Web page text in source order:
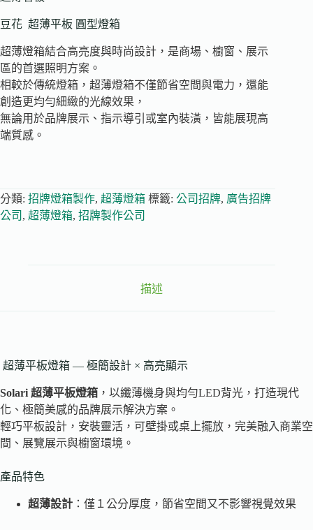
豆花 超薄平板 圓型燈箱
超薄燈箱結合高亮度與時尚設計，是商場、櫥窗、展示
區的首選照明方案。
相較於傳統燈箱，超薄燈箱不僅節省空間與電力，還能
創造更均勻細緻的光線效果，
無論用於品牌展示、指示導引或室內裝潢，皆能展現高
端質感。
分類: 招牌燈箱製作, 超薄燈箱 標籤: 公司招牌, 廣告招牌
公司 , 超薄燈箱, 招牌製作公司
描述
超薄平板燈箱 — 極簡設計 × 高亮顯示
Solari 超薄平板燈箱 ，以纖薄機身與均勻LED背光，打造現代
化、極簡美感的品牌展示解決方案。
輕巧平板設計，安裝靈活，可壁掛或桌上擺放，完美融入商業空
間、展覽展示與櫥窗環境。
產品特色
超薄設計 ：僅１公分厚度，節省空間又不影響視覺效果